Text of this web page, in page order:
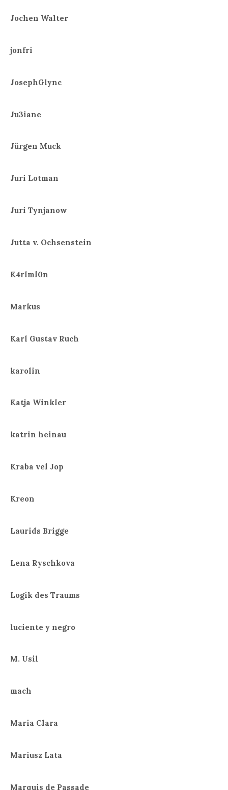
Jochen Walter
jonfri
JosephGlync
Ju3iane
Jürgen Muck
Juri Lotman
Juri Tynjanow
Jutta v. Ochsenstein
K4rlml0n
Markus
Karl Gustav Ruch
karolin
Katja Winkler
katrin heinau
Kraba vel Jop
Kreon
Laurids Brigge
Lena Ryschkova
Logik des Traums
luciente y negro
M. Usil
mach
Maria Clara
Mariusz Lata
Marquis de Passade